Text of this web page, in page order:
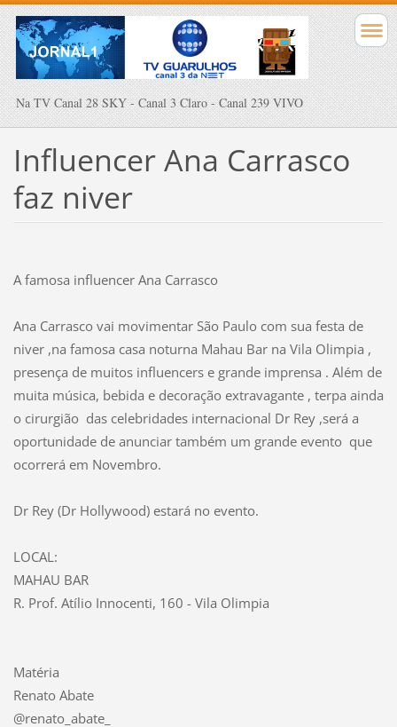
Na TV Canal 28 SKY - Canal 3 Claro - Canal 239 VIVO
Influencer Ana Carrasco
faz niver
A famosa influencer Ana Carrasco
Ana Carrasco vai movimentar São Paulo com sua festa de
niver ,na famosa casa noturna Mahau Bar na Vila Olimpia ,
presença de muitos influencers e grande imprensa . Além de
muita música, bebida e decoração extravagante , terpa ainda
o cirurgião das celebridades internacional Dr Rey ,será a
oportunidade de anunciar também um grande evento que
ocorrerá em Novembro.
Dr Rey (Dr Hollywood) estará no evento.
LOCAL:
MAHAU BAR
R. Prof. Atílio Innocenti, 160 - Vila Olimpia
Matéria
Renato Abate
@renato_abate_